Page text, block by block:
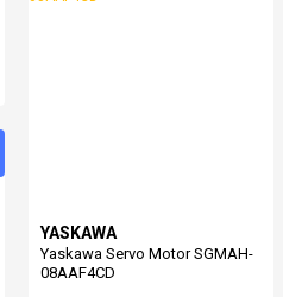
YASKAWA
Yaskawa Servo Motor SGMAH-
08AAF4CD